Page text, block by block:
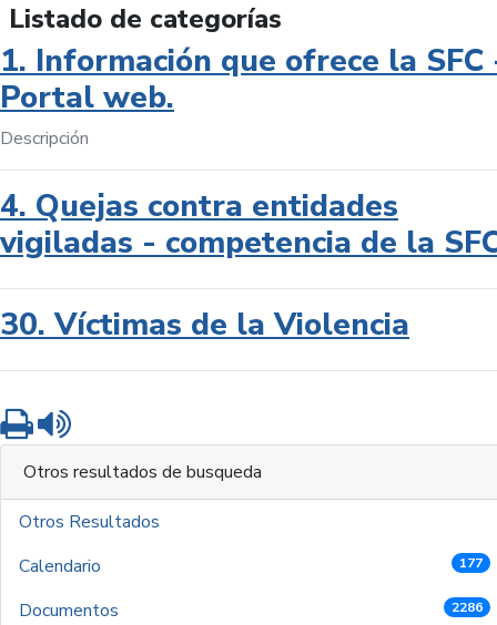
Listado de categorías
1. Información que ofrece la SFC
Portal web.
Descripción
4. Quejas contra entidades
vigiladas - competencia de la
30. Víctimas de la Violencia
Imprimir
Otros resultados de busqueda
Otros Resultados
Calendario
177
Documentos 2286